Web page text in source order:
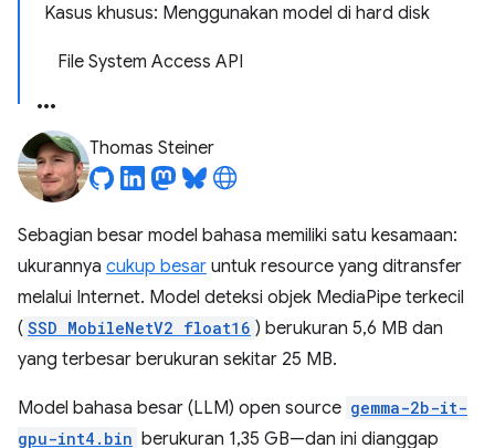
Kasus khusus: Menggunakan model di hard disk
File System Access API
Thomas Steiner
Sebagian besar model bahasa memiliki satu kesamaan:
ukurannya cukup besar untuk resource yang ditransfer
melalui Internet. Model deteksi objek MediaPipe terkecil
( SSD MobileNetV2 float16 ) berukuran 5,6 MB dan
yang terbesar berukuran sekitar 25 MB.
Model bahasa besar (LLM) open source gemma-2b-it-
gpu-int4.bin berukuran 1,35 GB—dan ini dianggap